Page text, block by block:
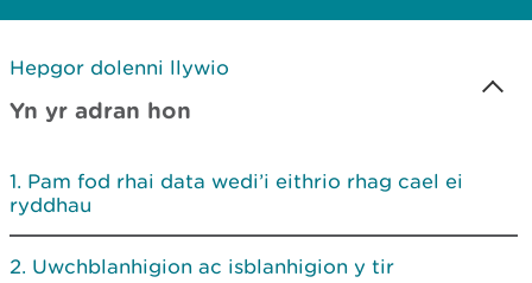
Hepgor dolenni llywio
Yn yr adran hon
Pam fod rhai data wedi’i eithrio rhag cael ei
ryddhau
Uwchblanhigion ac isblanhigion y tir